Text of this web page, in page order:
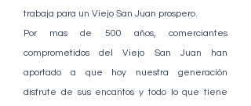
trabaja para un Viejo San Juan prospero.
Por mas de 500 años, comerciantes
comprometidos del Viejo San Juan han
aportado a que hoy nuestra generación
disfrute de sus encantos y todo lo que tiene